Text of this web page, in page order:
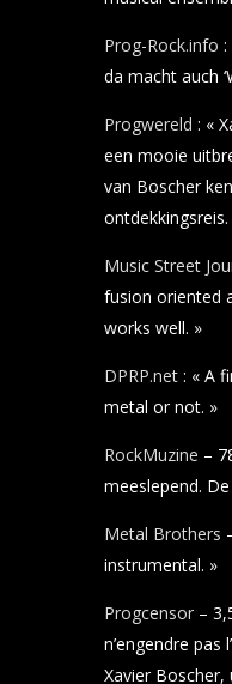
Prog-Rock.info :
da macht auch
Progwereld : «
een mooie
van Boscher
ontdekkingsreis.
Music Street
fusion oriented
works well. »
DPRP.net : « A
metal or not. »
RockMuzine –
meeslepend.
Metal Brothers
instrumental. »
Progcensor –
n’engendre
Xavier